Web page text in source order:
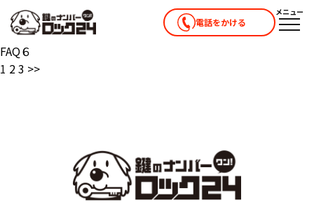
電話をかける
メニュー
メニ
FAQ６
1 23 >>